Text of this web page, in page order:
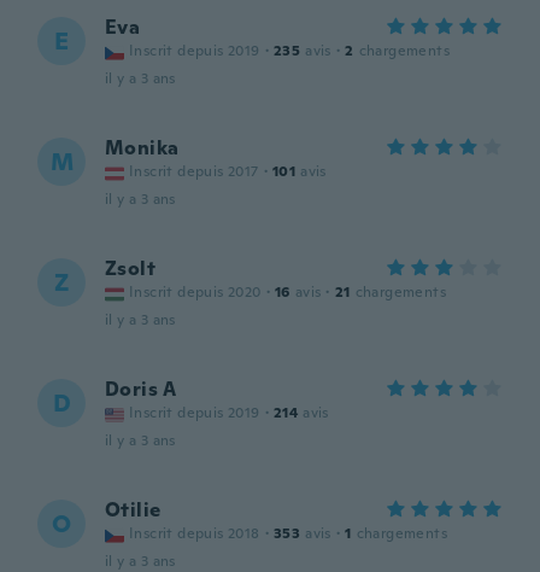
E Eva
Inscrit depuis 2019 · 235 avis · 2 chargements
il y a 3 ans
M Monika
Inscrit depuis 2017 · 101 avis
il y a 3 ans
Z Zsolt
Inscrit depuis 2020 · 16 avis · 21 chargements
il y a 3 ans
D Doris A
Inscrit depuis 2019 · 214 avis
il y a 3 ans
O Otilie
Inscrit depuis 2018 · 353 avis · 1 chargements
il y a 3 ans